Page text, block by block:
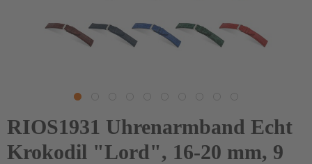
RIOS1931 Uhrenarmband Echt
Krokodil "Lord", 16-20 mm, 9